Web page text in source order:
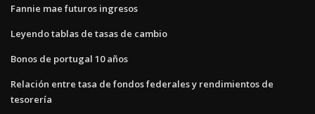
Fannie mae futuros ingresos
Leyendo tablas de tasas de cambio
Bonos de portugal 10 años
Relación entre tasa de fondos federales y rendimientos de
tesorería